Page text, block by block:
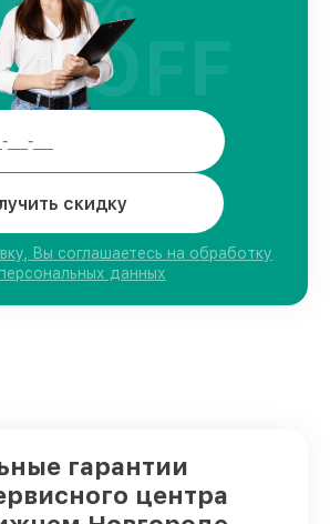
скидку
Вы соглашаетесь на обработку
данных
OFF
гарантии
центра